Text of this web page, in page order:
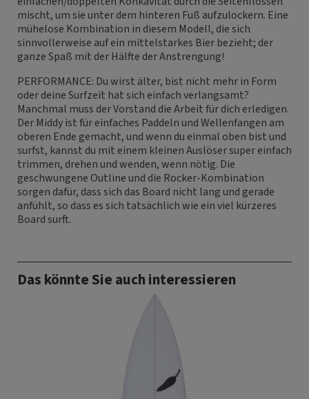
mischt, um sie unter dem hinteren Fuß aufzulockern. Eine
mühelose Kombination in diesem Modell, die sich
sinnvollerweise auf ein mittelstarkes Bier bezieht; der
ganze Spaß mit der Hälfte der Anstrengung!
PERFORMANCE: Du wirst älter, bist nicht mehr in Form
oder deine Surfzeit hat sich einfach verlangsamt?
Manchmal muss der Vorstand die Arbeit für dich erledigen.
Der Middy ist für einfaches Paddeln und Wellenfangen am
oberen Ende gemacht, und wenn du einmal oben bist und
surfst, kannst du mit einem kleinen Auslöser super einfach
trimmen, drehen und wenden, wenn nötig. Die
geschwungene Outline und die Rocker-Kombination
sorgen dafür, dass sich das Board nicht lang und gerade
anfühlt, so dass es sich tatsächlich wie ein viel kürzeres
Board surft.
Das könnte Sie auch interessieren